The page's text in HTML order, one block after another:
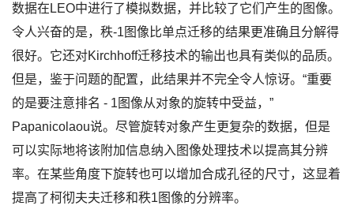
数据在LEO中进行了模拟数据，并比较了它们产生的图像。
令人兴奋的是，秩-1图像比单点迁移的结果更准确且分解得
很好。它还对Kirchhoff迁移技术的输出也具有类似的品质。
但是，鉴于问题的配置，此结果并不完全令人惊讶。“重要
的是要注意排名 - 1图像从对象的旋转中受益，”
Papanicolaou说。尽管旋转对象产生更复杂的数据，但是
可以实际地将该附加信息纳入图像处理技术以提高其分辨
率。在某些角度下旋转也可以增加合成孔径的尺寸，这显着
提高了柯彻夫夫迁移和秩1图像的分辨率。